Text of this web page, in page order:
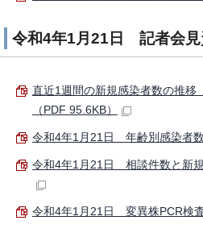
令和4年1月21日 記者会見
直近1週間の新規感染者数の推移
（PDF 95.6KB）
令和4年1月21日 年齢別感染者数
令和4年1月21日 相談件数と新規
令和4年1月21日 変異株PCR検査